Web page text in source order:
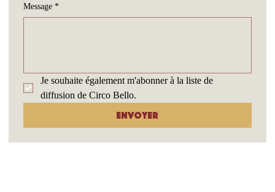
Message *
Je souhaite également m'abonner à la liste de
diffusion de Circo Bello.
Envoyer